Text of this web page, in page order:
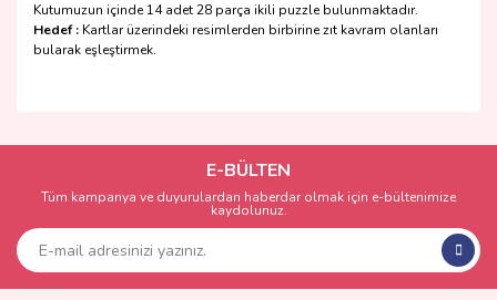
Kutumuzun içinde 14 adet 28 parça ikili puzzle bulunmaktadır.
Hedef : Kartlar üzerindeki resimlerden birbirine zıt kavram olanları
bularak eşleştirmek.
Yorum Yaz
kullanarak tarafımıza iletebilirsiniz.
Görüş ve önerileriniz için teşekkür ederiz.
Ürün açıklamasında eksik bilgiler bulunuyor.
Ürün bilgilerinde hatalar bulunuyor.
E-BÜLTEN
Tüm kampanya ve duyurulardan haberdar olmak için e-bültenimize
kaydolunuz.